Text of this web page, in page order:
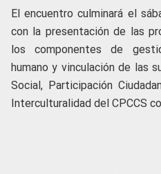
El encuentro culminará el
con la presentación de las
los componentes de
humano y vinculación de las
Social, Participación
Interculturalidad del CPCCS